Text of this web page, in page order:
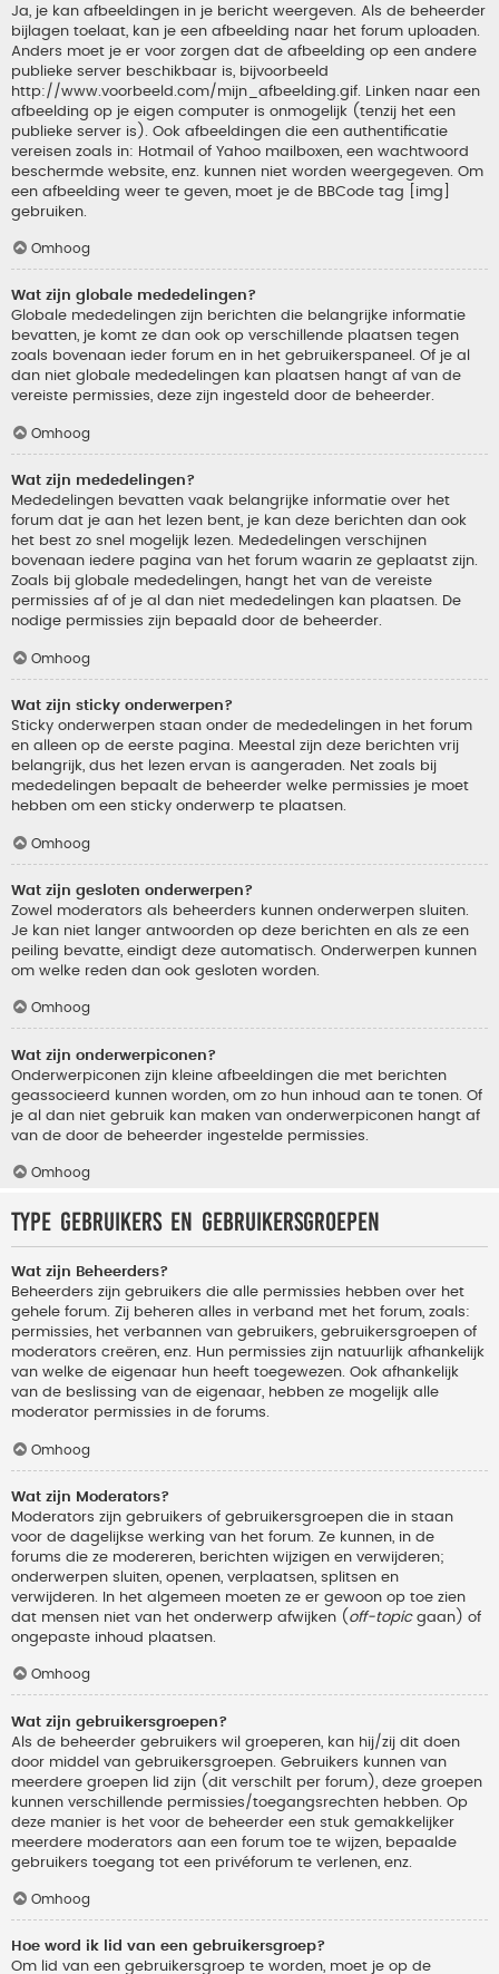
Ja, je kan afbeeldingen in je bericht weergeven. Als de beheerder
bijlagen toelaat, kan je een afbeelding naar het forum uploaden.
Anders moet je er voor zorgen dat de afbeelding op een andere
publieke server beschikbaar is, bijvoorbeeld
http://www.voorbeeld.com/mijn_afbeelding.gif. Linken naar een
afbeelding op je eigen computer is onmogelijk (tenzij het een
publieke server is). Ook afbeeldingen die een authentificatie
vereisen zoals in: Hotmail of Yahoo mailboxen, een wachtwoord
beschermde website, enz. kunnen niet worden weergegeven. Om
een afbeelding weer te geven, moet je de BBCode tag [img]
gebruiken.
Omhoog
Wat zijn globale mededelingen?
Globale mededelingen zijn berichten die belangrijke informatie
bevatten, je komt ze dan ook op verschillende plaatsen tegen
zoals bovenaan ieder forum en in het gebruikerspaneel. Of je al
dan niet globale mededelingen kan plaatsen hangt af van de
vereiste permissies, deze zijn ingesteld door de beheerder.
Omhoog
Wat zijn mededelingen?
Mededelingen bevatten vaak belangrijke informatie over het
forum dat je aan het lezen bent, je kan deze berichten dan ook
het best zo snel mogelijk lezen. Mededelingen verschijnen
bovenaan iedere pagina van het forum waarin ze geplaatst zijn.
Zoals bij globale mededelingen, hangt het van de vereiste
permissies af of je al dan niet mededelingen kan plaatsen. De
nodige permissies zijn bepaald door de beheerder.
Omhoog
Wat zijn sticky onderwerpen?
Sticky onderwerpen staan onder de mededelingen in het forum
en alleen op de eerste pagina. Meestal zijn deze berichten vrij
belangrijk, dus het lezen ervan is aangeraden. Net zoals bij
mededelingen bepaalt de beheerder welke permissies je moet
hebben om een sticky onderwerp te plaatsen.
Omhoog
Wat zijn gesloten onderwerpen?
Zowel moderators als beheerders kunnen onderwerpen sluiten.
Je kan niet langer antwoorden op deze berichten en als ze een
peiling bevatte, eindigt deze automatisch. Onderwerpen kunnen
om welke reden dan ook gesloten worden.
Omhoog
Wat zijn onderwerpiconen?
Onderwerpiconen zijn kleine afbeeldingen die met berichten
geassocieerd kunnen worden, om zo hun inhoud aan te tonen. Of
je al dan niet gebruik kan maken van onderwerpiconen hangt af
van de door de beheerder ingestelde permissies.
Omhoog
Type gebruikers en gebruikersgroepen
Wat zijn Beheerders?
Beheerders zijn gebruikers die alle permissies hebben over het
gehele forum. Zij beheren alles in verband met het forum, zoals:
permissies, het verbannen van gebruikers, gebruikersgroepen of
moderators creëren, enz. Hun permissies zijn natuurlijk afhankelijk
van welke de eigenaar hun heeft toegewezen. Ook afhankelijk
van de beslissing van de eigenaar, hebben ze mogelijk alle
moderator permissies in de forums.
Omhoog
Wat zijn Moderators?
Moderators zijn gebruikers of gebruikersgroepen die in staan
voor de dagelijkse werking van het forum. Ze kunnen, in de
forums die ze modereren, berichten wijzigen en verwijderen;
onderwerpen sluiten, openen, verplaatsen, splitsen en
verwijderen. In het algemeen moeten ze er gewoon op toe zien
dat mensen niet van het onderwerp afwijken ( off-topicgaan) of
ongepaste inhoud plaatsen.
Omhoog
Wat zijn gebruikersgroepen?
Als de beheerder gebruikers wil groeperen, kan hij/zij dit doen
door middel van gebruikersgroepen. Gebruikers kunnen van
meerdere groepen lid zijn (dit verschilt per forum), deze groepen
kunnen verschillende permissies/toegangsrechten hebben. Op
deze manier is het voor de beheerder een stuk gemakkelijker
meerdere moderators aan een forum toe te wijzen, bepaalde
gebruikers toegang tot een privéforum te verlenen, enz.
Omhoog
Hoe word ik lid van een gebruikersgroep?
Om lid van een gebruikersgroep te worden, moet je op de